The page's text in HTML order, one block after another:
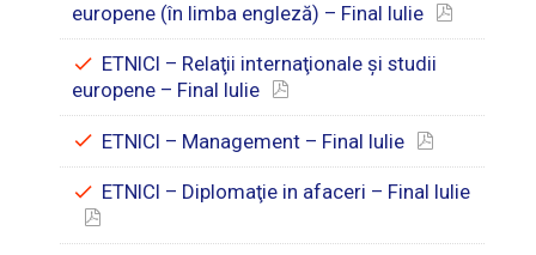
europene (în limba engleză) – Final Iulie
ETNICI – Relaţii internaţionale şi studii
europene – Final Iulie
ETNICI – Management – Final Iulie
ETNICI – Diplomaţie in afaceri – Final Iulie